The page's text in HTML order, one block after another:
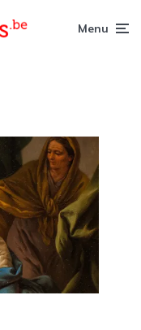
Menu